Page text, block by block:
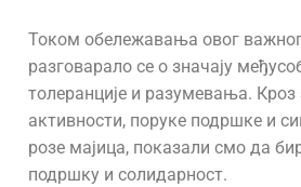
Током обележавања овог
разговарало се о значају
толеранције и разумевања. Кроз
активности, поруке подршке и
розе мајица, показали смо да
подршку и солидарност.